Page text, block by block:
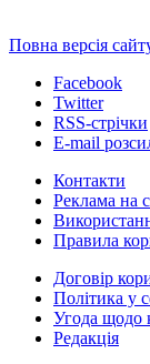
Повна версія
Facebook
Twitter
RSS-стрічки
E-mail
Контакти
Реклама на
Правила
Договір
Політика у
Угода щодо
Редакція